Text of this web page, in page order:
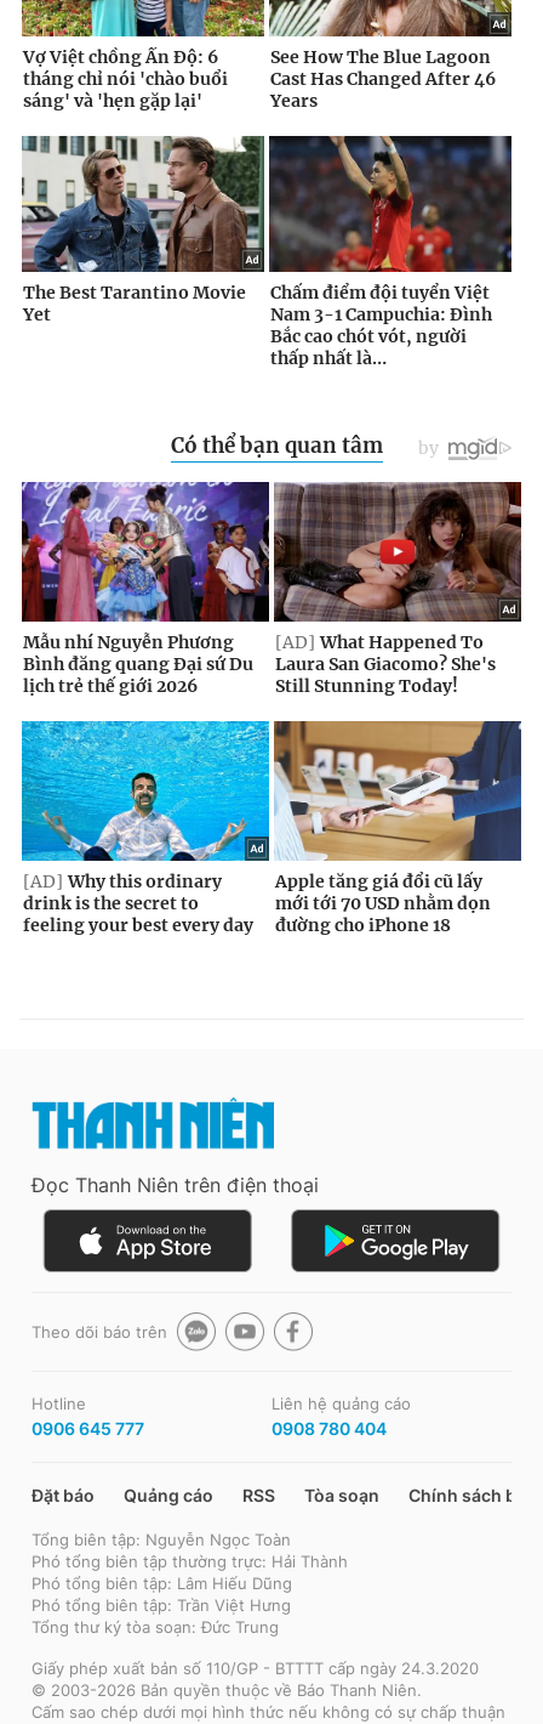
Đọc Thanh Niên trên điện thoại
Theo dõi báo trên
Hotline
0906 645 777
Liên hệ quảng cáo
0908 780 404
Đặt báo Quảng cáo RSS Tòa soạn Chính sách bảo
Tổng biên tập: Nguyễn Ngọc Toàn
Phó tổng biên tập thường trực: Hải Thành
Phó tổng biên tập: Lâm Hiếu Dũng
Phó tổng biên tập: Trần Việt Hưng
Tổng thư ký tòa soạn: Đức Trung
Giấy phép xuất bản số 110/GP - BTTTT cấp ngày 24.3.2020
© 2003-2026 Bản quyền thuộc về Báo Thanh Niên.
Cấm sao chép dưới mọi hình thức nếu không có sự chấp thuận